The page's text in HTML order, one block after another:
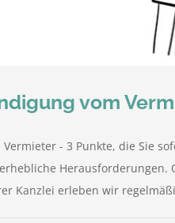
vom
- 3 Punkte, die Sie
Kanzlei erleben wir